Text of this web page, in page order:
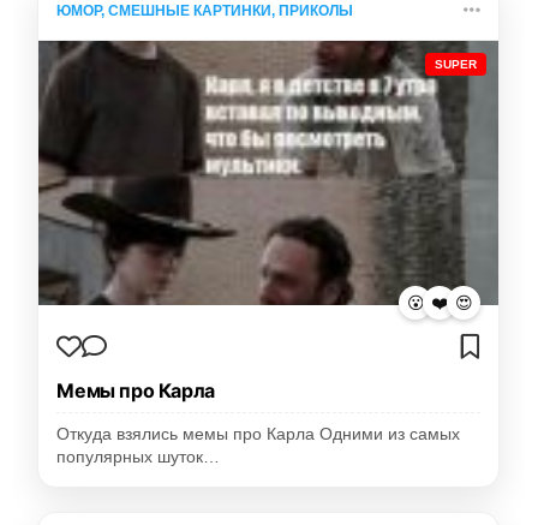
ЮМОР, СМЕШНЫЕ КАРТИНКИ, ПРИКОЛЫ
SUPER
😮 ❤️ 😍
Мемы про Карла
Откуда взялись мемы про Карла Одними из самых
популярных шуток…